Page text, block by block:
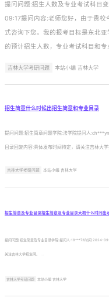
提问问题:招生人数及专业考试科目
09:17提问内容:老师您好，由于贵
式咨询下您。我的报考目标是东北
的预计招生人数，专业考试科目和专
吉林大学考研问题 本站小编 吉林大学
招生简章什么时候出招生简章和专业目录
提问问题:招生简章问题学院:法学院提问人
目录回复内容:具体发布时间待定，请关注吉林大
吉林大学考研问题 本站小编 吉林大学
招生简章及专业目录招生简章及专业目录大概什么时间出
提问问题:招生简章及专业目录学院:提问人:18***73时间:2024-
关注吉林大学招生网。 ...
吉林大学考研问题 本站小编 吉林大学